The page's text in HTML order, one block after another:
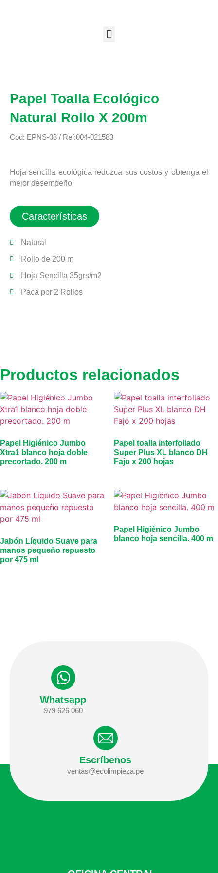
Papel Toalla Ecológico
Natural Rollo X 200m
Cod: EPNS-08 / Ref:004-021583
Hoja sencilla ecológica reduzca sus costos y obtenga el
mejor desempeño.
Características
Natural
Rollo de 200 m
Hoja Sencilla 35grs/m2
Paca por 2 Rollos
Productos relacionados
Papel Higiénico Jumbo
Xtra1 blanco hoja doble
precortado. 200 m
Papel toalla interfoliado
Super Plus XL blanco DH
Fajo x 200 hojas
Jabón Líquido Suave para
manos pequeño repuesto
por 475 ml
Papel Higiénico Jumbo
blanco hoja sencilla. 400 m
Whatsapp
979 626 060
Escríbenos
ventas@ecolimpieza.pe